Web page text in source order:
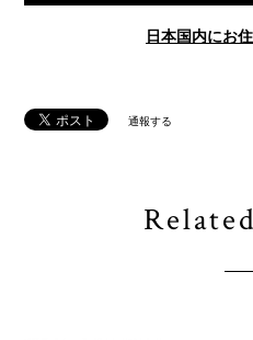
日本国内にお
通報する